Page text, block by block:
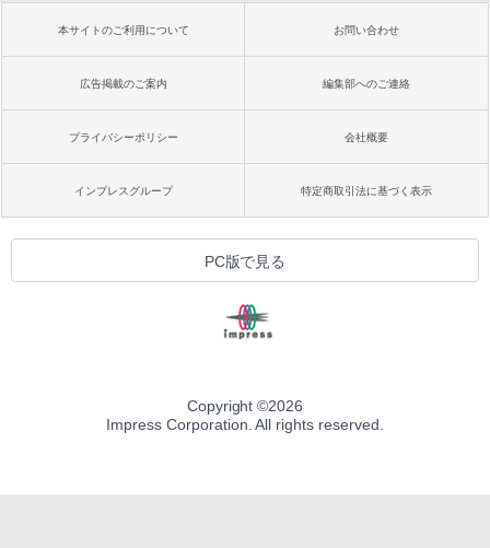
本サイトのご利用について お問い合わせ
広告掲載のご案内 編集部へのご連絡
プライバシーポリシー 会社概要
インプレスグループ 特定商取引法に基づく表示
PC版で見る
Copyright ©2026
Impress Corporation. All rights reserved.